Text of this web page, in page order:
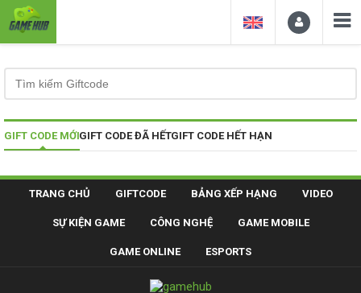
GIFT CODE MỚIGIFT CODE ĐÃ HẾTGIFT CODE HẾT HẠN
TRANG CHỦ GIFTCODE BẢNG XẾP HẠNG VIDEO
SỰ KIỆN GAME CÔNG NGHỆ GAME MOBILE
GAME ONLINE ESPORTS